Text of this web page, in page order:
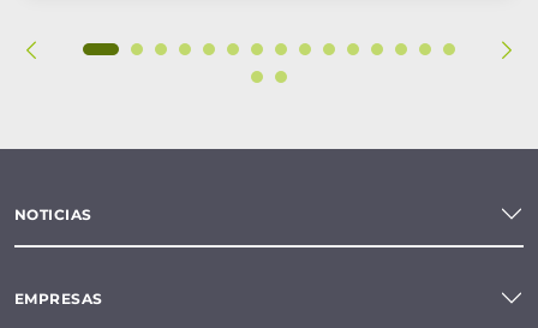
NOTICIAS
EMPRESAS